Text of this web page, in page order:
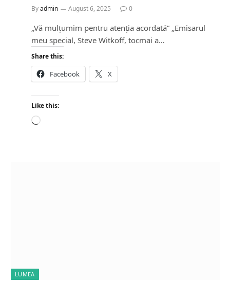
Byadmin August 6, 2025 0
„Vă mulțumim pentru atenția acordată” „Emisarul
meu special, Steve Witkoff, tocmai a…
Share this:
Facebook X
Like this:
L
LUMEA